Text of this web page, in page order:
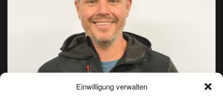
Einwilligung verwalten